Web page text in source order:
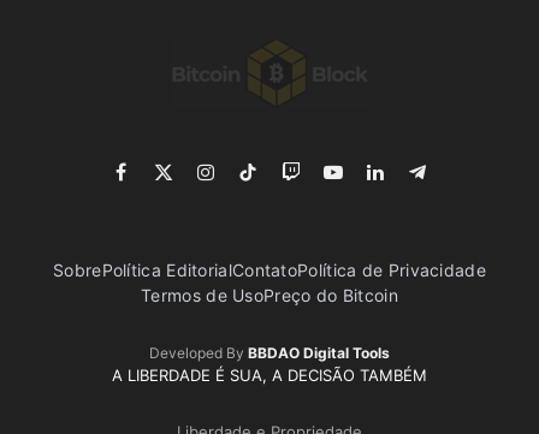
Facebook
X
Instagram
TikTokTwitchYouTubeLinkedInTelegram
SobrePolítica EditorialContatoPolítica de Privacidade
Termos de UsoPreço do Bitcoin
Developed By BBDAO Digital Tools
A LIBERDADE É SUA, A DECISÃO TAMBÉM